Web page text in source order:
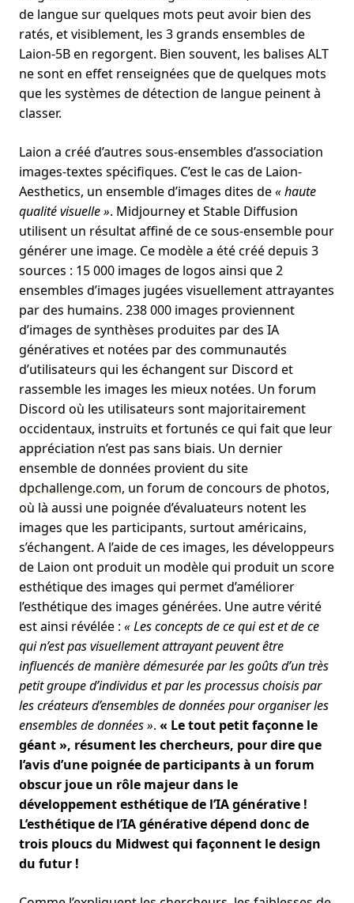
de langue sur quelques mots peut avoir bien des
ratés, et visiblement, les 3 grands ensembles de
Laion-5B en regorgent. Bien souvent, les balises ALT
ne sont en effet renseignées que de quelques mots
que les systèmes de détection de langue peinent à
classer.
Laion a créé d’autres sous-ensembles d’association
images-textes spécifiques. C’est le cas de Laion-
Aesthetics, un ensemble d’images dites de« haute
qualité visuelle ». Midjourney et Stable Diffusion
utilisent un résultat affiné de ce sous-ensemble pour
générer une image. Ce modèle a été créé depuis 3
sources : 15 000 images de logos ainsi que 2
ensembles d’images jugées visuellement attrayantes
par des humains. 238 000 images proviennent
d’images de synthèses produites par des IA
génératives et notées par des communautés
d’utilisateurs qui les échangent sur Discord et
rassemble les images les mieux notées. Un forum
Discord où les utilisateurs sont majoritairement
occidentaux, instruits et fortunés ce qui fait que leur
appréciation n’est pas sans biais. Un dernier
ensemble de données provient du site
dpchallenge.com, un forum de concours de photos,
où là aussi une poignée d’évaluateurs notent les
images que les participants, surtout américains,
s’échangent. A l’aide de ces images, les développeurs
de Laion ont produit un modèle qui produit un score
esthétique des images qui permet d’améliorer
l’esthétique des images générées. Une autre vérité
est ainsi révélée : « Les concepts de ce qui est et de ce
qui n’est pas visuellement attrayant peuvent être
influencés de manière démesurée par les goûts d’un très
petit groupe d’individus et par les processus choisis par
les créateurs d’ensembles de données pour organiser les
ensembles de données ». « Le tout petit façonne le
géant », résument les chercheurs, pour dire que
l’avis d’une poignée de participants à un forum
obscur joue un rôle majeur dans le
développement esthétique de l’IA générative !
L’esthétique de l’IA générative dépend donc de
trois ploucs du Midwest qui façonnent le design
du futur !